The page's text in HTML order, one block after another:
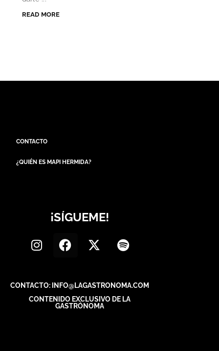
READ MORE
CONTACTO
¿QUIÉN ES MAPI HERMIDA?
¡SÍGUEME!
CONTACTO: INFO@LAGASTRONOMA.COM
CONTENIDO EXCLUSIVO DE LA
GASTRÓNOMA